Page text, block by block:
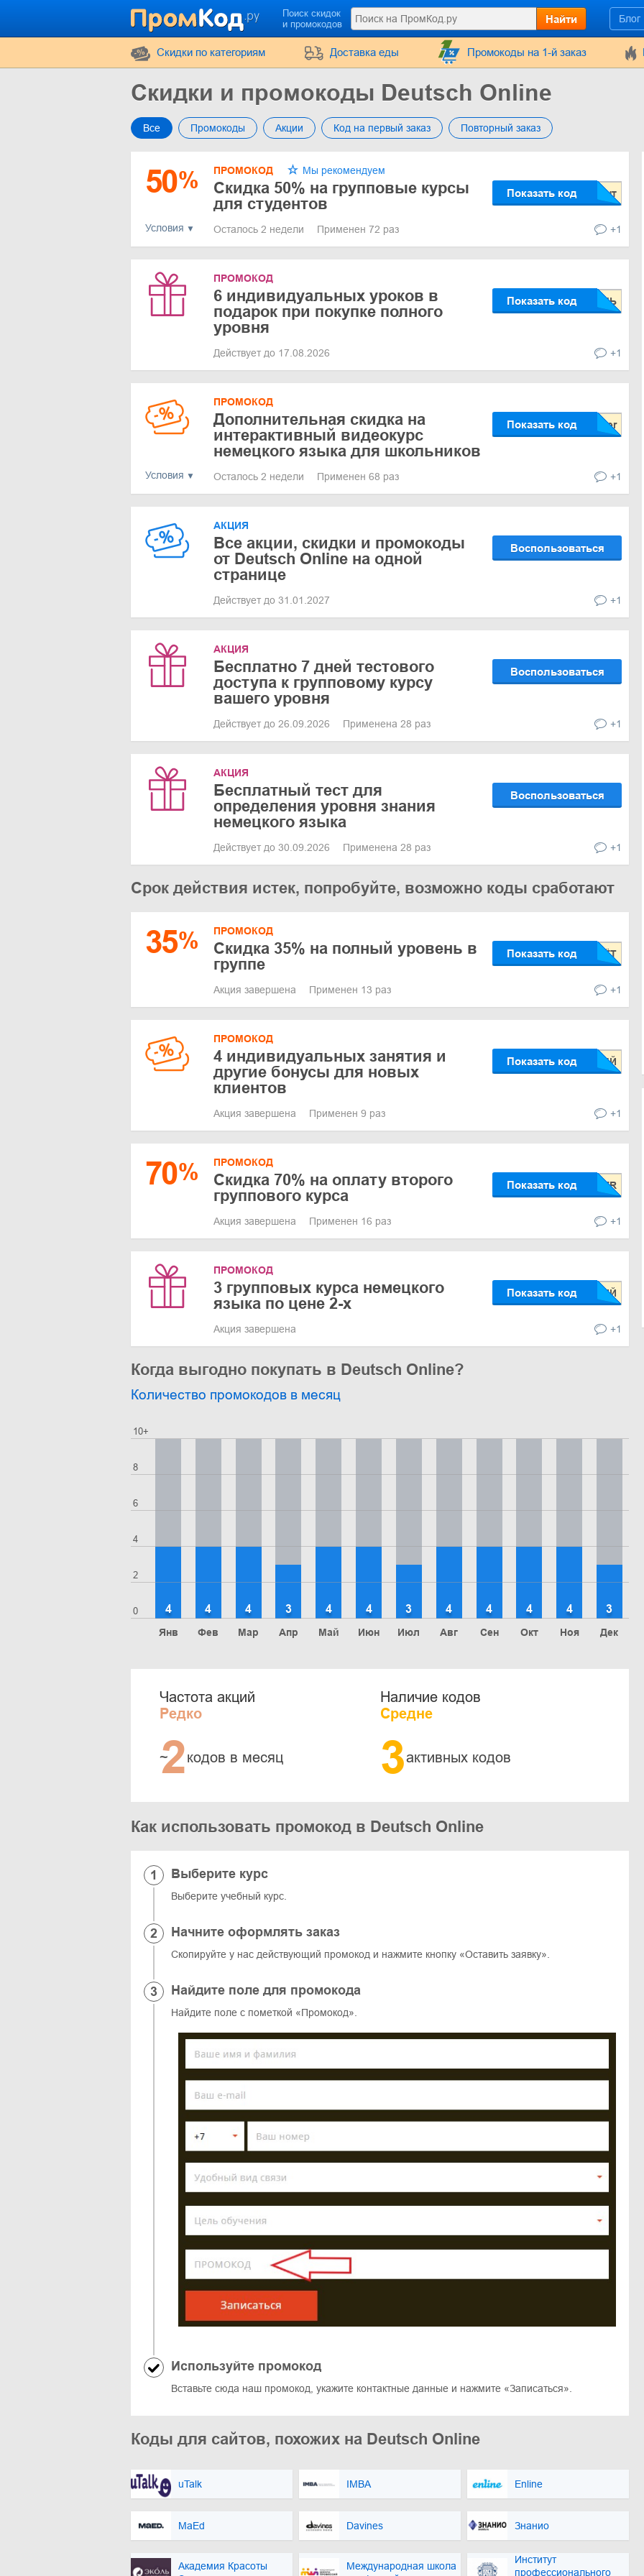
Поиск скидок
и промокодов
Найти Блог
Cкидки по категориям Доставка еды Промокоды на 1-й заказ
Скидки и промокоды Deutsch Online
Все Промокоды Акции Код на первый заказ Повторный заказ
50%
Условия
ПРОМОКОД Мы рекомендуем
Скидка 50% на групповые курсы
для студентов
Показать код
Осталось 2 недели Применен 72 раз +1
ПРОМОКОД
6 индивидуальных уроков в
подарок при покупке полного
уровня
Показать код
Действует до 17.08.2026 +1
Условия
ПРОМОКОД
Дополнительная скидка на
интерактивный видеокурс
немецкого языка для школьников
Показать код
Осталось 2 недели Применен 68 раз +1
АКЦИЯ
Все акции, скидки и промокоды
от Deutsch Online на одной
странице
Воспользоваться
Действует до 31.01.2027 +1
АКЦИЯ
Бесплатно 7 дней тестового
доступа к групповому курсу
вашего уровня
Воспользоваться
Действует до 26.09.2026 Применена 28 раз +1
АКЦИЯ
Бесплатный тест для
определения уровня знания
немецкого языка
Воспользоваться
Действует до 30.09.2026 Применена 28 раз +1
Срок действия истек, попробуйте, возможно коды сработают
35% ПРОМОКОД
Скидка 35% на полный уровень в
группе
Показать код
Акция завершена Применен 13 раз +1
ПРОМОКОД
4 индивидуальных занятия и
другие бонусы для новых
клиентов
Показать код
Акция завершена Применен 9 раз +1
70% ПРОМОКОД
Скидка 70% на оплату второго
группового курса
Показать код
Акция завершена Применен 16 раз +1
ПРОМОКОД
3 групповых курса немецкого
языка по цене 2-х
Показать код
Акция завершена +1
Когда выгодно покупать в Deutsch Online?
Количество промокодов в месяц
0
2
4
6
8
10+
Янв
4
Фев
4
Мар
4
Апр
3
Май
4
Июн
4
Июл
3
Авг
4
Сен
4
Окт
4
Ноя
4
Дек
3
Частота акций
Редко
~
2кодов в месяц
Наличие кодов
Средне
3активных кодов
Как использовать промокод в Deutsch Online
Выберите курс
Выберите учебный курс.
Начните оформлять заказ
Скопируйте у нас действующий промокод и нажмите кнопку «Оставить заявку».
Найдите поле для промокода
Найдите поле с пометкой «Промокод».
Используйте промокод
Вставьте сюда наш промокод, укажите контактные данные и нажмите «Записаться».
Коды для сайтов, похожих на Deutsch Online
uTalk IMBA Enline
MaEd Davines Знанио
Академия Красоты
Международная школа
Институт
профессионального